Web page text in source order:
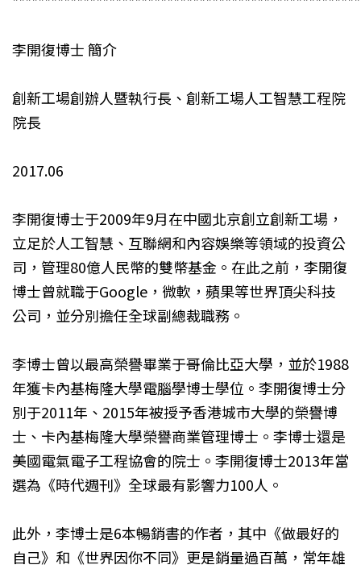
李開復博士 簡介
創新工場創辦人暨執行長、創新工場人工智慧工程院
院長
2017.06
李開復博士于2009年9月在中國北京創立創新工場，
立足於人工智慧、互聯網和內容娛樂等領域的投資公
司，管理80億人民幣的雙幣基金。在此之前，李開復
博士曾就職于Google，微軟，蘋果等世界頂尖科技
公司，並分別擔任全球副總裁職務。
李博士曾以最高榮譽畢業于哥倫比亞大學，並於1988
年獲卡內基梅隆大學電腦學博士學位。李開復博士分
別于2011年、2015年被授予香港城市大學的榮譽博
士、卡內基梅隆大學榮譽商業管理博士。李博士還是
美國電氣電子工程協會的院士。李開復博士2013年當
選為《時代週刊》全球最有影響力100人。
此外，李博士是6本暢銷書的作者，其中《做最好的
自己》和《世界因你不同》更是銷量過百萬，常年雄